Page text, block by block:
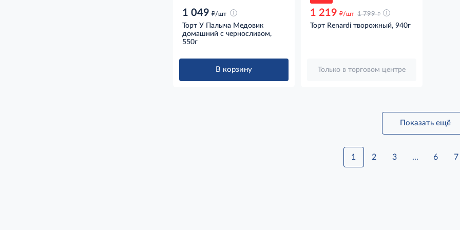
1 049 д/шт
Торт У Палыча Медовик
домашний с черносливом,
550г
В корзину
1 219 д/шт 1 799 д
Торт Renardi творожный, 940г
Только в торговом центре
Показать ещё
1 2 3 ... 6 7